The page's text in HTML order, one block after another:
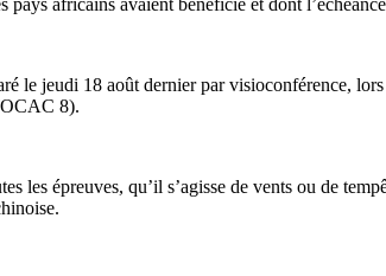
le jeudi 18 août dernier par visioconférence,
8).
les épreuves, qu’il s’agisse de vents ou de